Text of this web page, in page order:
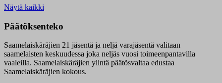
Näytä kaikki
Päätöksenteko
Saamelaiskäräjien 21 jäsentä ja neljä varajäsentä valitaan
saamelaisten keskuudessa joka neljäs vuosi toimeenpantavilla
vaaleilla. Saamelaiskäräjien ylintä päätösvaltaa edustaa
Saamelaiskäräjien kokous.